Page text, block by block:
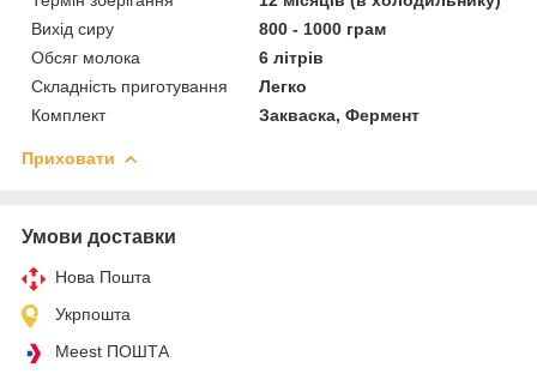
Вихід сиру
800 - 1000 грам
Обсяг молока
6 літрів
Складність приготування
Легко
Комплект
Закваска, Фермент
Приховати
Умови доставки
Нова Пошта
Укрпошта
Meest ПОШТА